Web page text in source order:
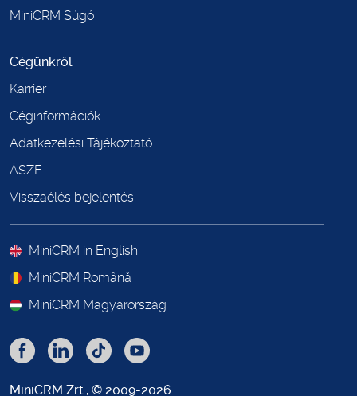
MiniCRM Súgó
Cégünkről
Karrier
Céginformációk
Adatkezelési Tájékoztató
ÁSZF
Visszaélés bejelentés
MiniCRM in English
MiniCRM Română
MiniCRM Magyarország
MiniCRM Zrt., © 2009-2026